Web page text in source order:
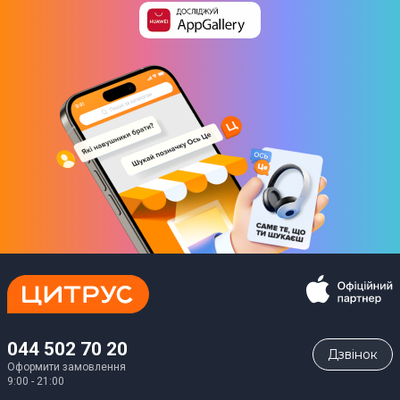
044 502 70 20
Оформити замовлення
9:00 - 21:00
Дзвiнок